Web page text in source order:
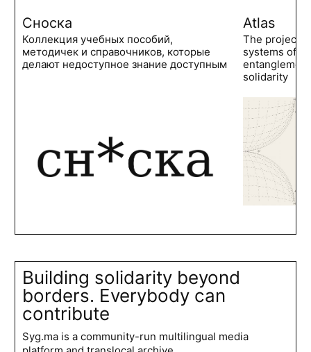
Сноска
Коллекция учебных пособий,
методичек и справочников, которые
делают недоступное знание доступным
Atlas
The project
systems of
solidarity
Building solidarity beyond
borders. Everybody can
contribute
Syg.ma is a community-run multilingual media